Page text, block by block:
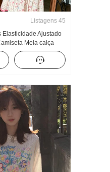
Listagens 45
Elasticidade Ajustado
Meia calça
Verão Estilo
Média Falso
Conjunto de duas